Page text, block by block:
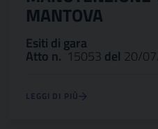
MANTOVA
Esiti di gara
Atto n. 15053 del 20/
LEGGI DI PIÙ